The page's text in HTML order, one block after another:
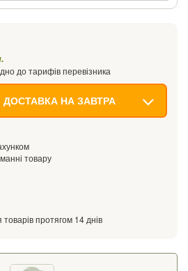
до тарифів перевізника
ДОСТАВКА НА ЗАВТРА
товару
протягом 14 днів